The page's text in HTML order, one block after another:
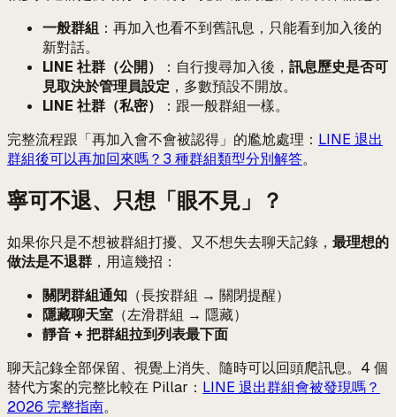
一般群組 ：再加入也看不到舊訊息，只能看到加入後的
新對話。
LINE 社群（公開）
：自行搜尋加入後， 訊息歷史是否可
見取決於管理員設定 ，多數預設不開放。
LINE 社群（私密）
：跟一般群組一樣。
完整流程跟「再加入會不會被認得」的尷尬處理： LINE 退出
群組後可以再加回來嗎？3 種群組類型分別解答。
寧可不退、只想「眼不見」？
如果你只是不想被群組打擾、又不想失去聊天記錄， 最理想的
做法是不退群 ，用這幾招：
關閉群組通知 （長按群組 → 關閉提醒）
隱藏聊天室 （左滑群組 → 隱藏）
靜音 + 把群組拉到列表最下面
聊天記錄全部保留、視覺上消失、隨時可以回頭爬訊息。4 個
替代方案的完整比較在 Pillar： LINE 退出群組會被發現嗎？
2026 完整指南。